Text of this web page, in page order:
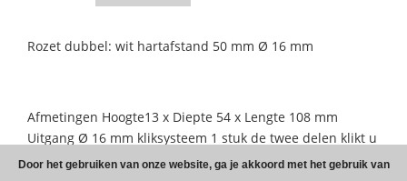
Rozet dubbel: wit hartafstand 50 mm Ø 16 mm
Afmetingen Hoogte13 x Diepte 54 x Lengte 108 mm
Uitgang Ø 16 mm kliksysteem 1 stuk de twee delen klikt u
gemakkelijk in elkaar.
Door het gebruiken van onze website, ga je akkoord met het gebruik van